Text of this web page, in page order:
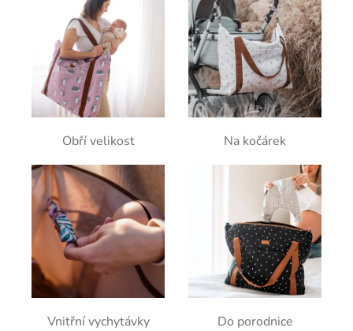
Obří velikost Na kočárek
Vnitřní vychytávky Do porodnice